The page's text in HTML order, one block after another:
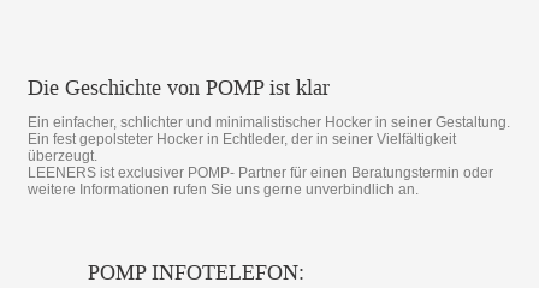
Die Geschichte von POMP ist klar
Ein einfacher, schlichter und minimalistischer Hocker in seiner Gestaltung.
Ein fest gepolsteter Hocker in Echtleder, der in seiner Vielfältigkeit
überzeugt.
LEENERS ist exclusiver POMP- Partner für einen Beratungstermin oder
weitere Informationen rufen Sie uns gerne unverbindlich an.
POMP INFOTELEFON: